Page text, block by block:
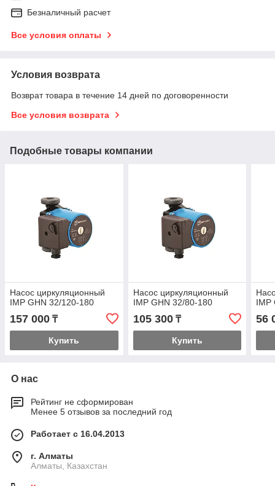
Безналичный расчет
Все условия оплаты
Условия возврата
Возврат товара в течение 14 дней по договоренности
Все условия возврата
Подобные товары компании
Насос циркуляционный
IMP GHN 32/120-180
157 000 ₸
Купить
Насос циркуляционный
IMP GHN 32/80-180
105 300₸
Купить
IMP
56
О нас
Рейтинг не сформирован
Менее 5 отзывов за последний год
Работает с 16.04.2013
г. Алматы
Алматы, Казахстан